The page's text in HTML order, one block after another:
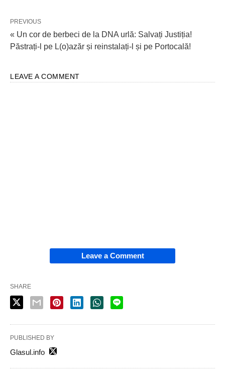
PREVIOUS
« Un cor de berbeci de la DNA urlă: Salvați Justiția!
Păstrați-l pe L(o)azăr și reinstalați-l și pe Portocală!
LEAVE A COMMENT
Leave a Comment
SHARE
PUBLISHED BY
Glasul.info